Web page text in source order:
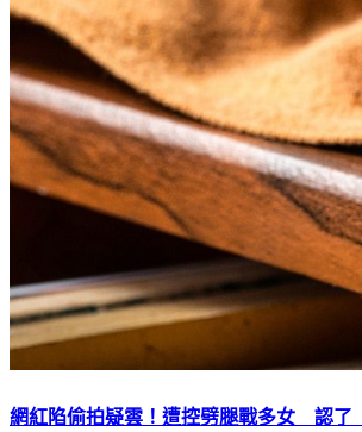
網紅陷偷拍疑雲！遭控劈腿戰多女 認了